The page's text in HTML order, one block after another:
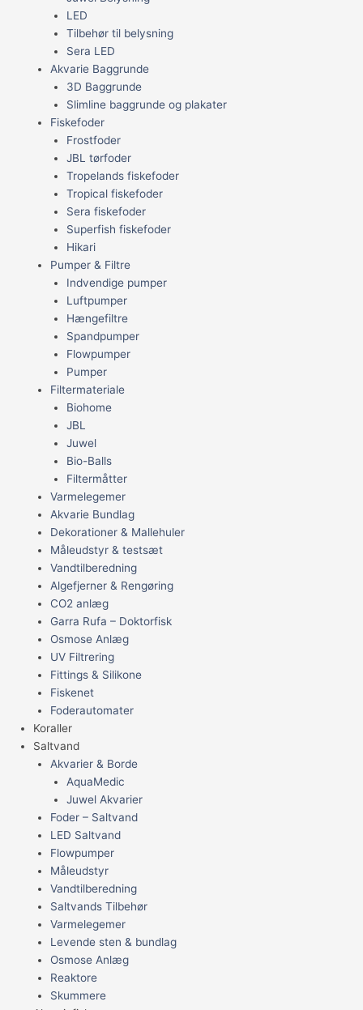
LED
Tilbehør til belysning
Sera LED
Akvarie Baggrunde
3D Baggrunde
Slimline baggrunde og plakater
Fiskefoder
Frostfoder
JBL tørfoder
Tropelands fiskefoder
Tropical fiskefoder
Sera fiskefoder
Superfish fiskefoder
Hikari
Pumper & Filtre
Indvendige pumper
Luftpumper
Hængefiltre
Spandpumper
Flowpumper
Pumper
Filtermateriale
Biohome
JBL
Juwel
Bio-Balls
Filtermåtter
Varmelegemer
Akvarie Bundlag
Dekorationer & Mallehuler
Måleudstyr & testsæt
Vandtilberedning
Algefjerner & Rengøring
CO2 anlæg
Garra Rufa – Doktorfisk
Osmose Anlæg
UV Filtrering
Fittings & Silikone
Fiskenet
Foderautomater
Koraller
Saltvand
Akvarier & Borde
AquaMedic
Juwel Akvarier
Foder – Saltvand
LED Saltvand
Flowpumper
Måleudstyr
Vandtilberedning
Saltvands Tilbehør
Varmelegemer
Levende sten & bundlag
Osmose Anlæg
Reaktore
Skummere